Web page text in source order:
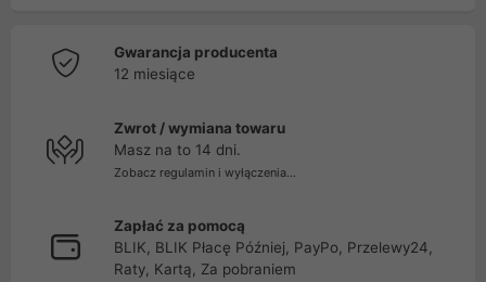
Gwarancja producenta
12 miesiące
Zwrot / wymiana towaru
Masz na to 14 dni.
Zobacz regulamin i wyłączenia...
Zapłać za pomocą
BLIK, BLIK Płacę Później, PayPo, Przelewy24,
Raty, Kartą, Za pobraniem